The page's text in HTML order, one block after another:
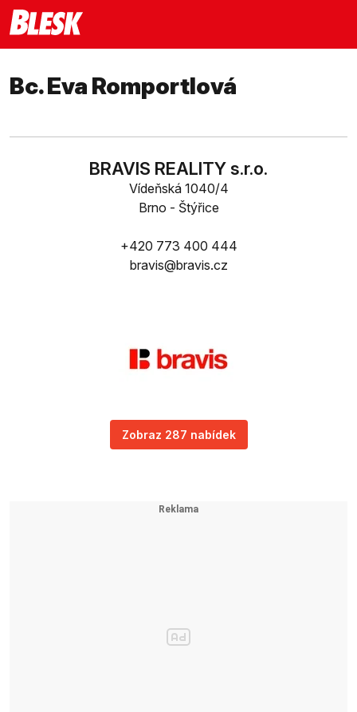
Bc. Eva Romportlová
BRAVIS REALITY s.r.o.
Vídeňská 1040/4
Brno - Štýřice
+420 773 400 444
bravis@bravis.cz
Zobraz 287 nabídek